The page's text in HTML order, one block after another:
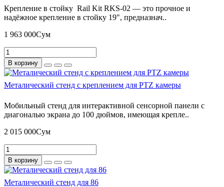
Крепление в стойку Rail Kit RKS-02 — это прочное и
надёжное крепление в стойку 19", предназнач..
1 963 000Сум
В корзину
Металический стенд с креплением для PTZ камеры
Мобильный стенд для интерактивной сенсорной панели с
диагональю экрана до 100 дюймов, имеющая крепле..
2 015 000Сум
В корзину
Металический стенд для 86